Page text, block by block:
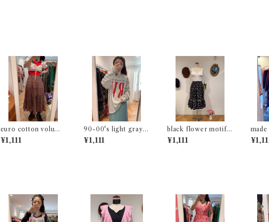
euro cotton volume
skirt
¥1,111
90-00's light gray l
ong sleeve t-shirt
¥1,111
black flower motif
gathered skirt
¥1,111